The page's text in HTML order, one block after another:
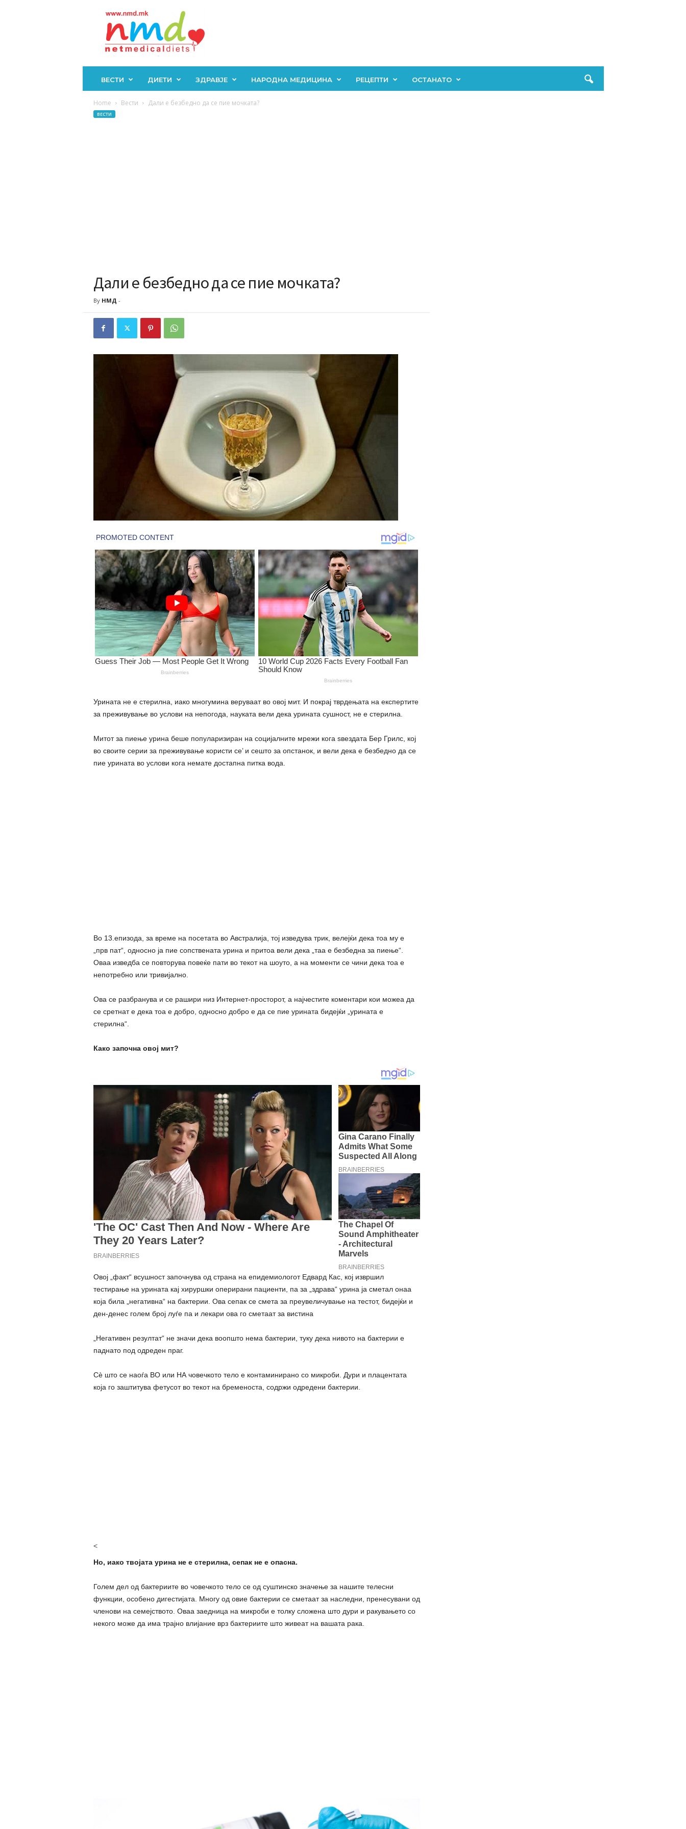
ВЕСТИ ДИЕТИ ЗДРАВЈЕ НАРОДНА МЕДИЦИНА РЕЦЕПТИ ОСТАНАТО
Home Вести Дали е безбедно да се пие мочката?
ВЕСТИ
Дали е безбедно да се пие мочката?
By НМД -
Урината не е стерилна, иако многумина веруваат во овој мит. И покрај тврдењата на експертите
за преживување во услови на непогода, науката вели дека урината сушност, не е стерилна.
Митот за пиење урина беше популаризиран на социјалните мрежи кога ѕвездата Бер Грилс, кој
во своите серии за преживување користи се’ и сешто за опстанок, и вели дека е безбедно да се
пие урината во услови кога немате достапна питка вода.
Во 13.епизода, за време на посетата во Австралија, тој изведува трик, велејќи дека тоа му е
„прв пат“, односно ја пие сопствената урина и притоа вели дека „таа е безбедна за пиење“.
Оваа изведба се повтoрува повеќе пати во текот на шоуто, а на моменти се чини дека тоа е
непотребно или тривијално.
Ова се разбранува и се рашири низ Интернет-просторот, а најчестите коментари кои можеа да
се сретнат е дека тоа е добро, односно добро е да се пие урината бидејќи „урината е
стерилна“.
Како започна овој мит?
Овој „факт“ всушност започнува од страна на епидемиологот Едвард Кас, кој извршил
тестирање на урината кај хируршки оперирани пациенти, па за „здрава“ урина ја сметал онаа
која била „негативна“ на бактерии. Ова сепак се смета за преувеличување на тестот, бидејќи и
ден-денес голем број луѓе па и лекари ова го сметаат за вистина
„Негативен резултат“ не значи дека воопшто нема бактерии, туку дека нивото на бактерии е
паднато под одреден праг.
Сè што се наоѓа ВО или НА човечкото тело е контаминирано со микроби. Дури и плацентата
која го заштитува фетусот во текот на бременоста, содржи одредени бактерии.
<
Но, иако твојата урина не е стерилна, сепак не е опасна.
Голем дел од бактериите во човечкото тело се од суштинско значење за нашите телесни
функции, особено дигестијата. Многу од овие бактерии се сметаат за наследни, пренесувани од
членови на семејството. Оваа заедница на микроби е толку сложена што дури и ракувањето со
некого може да има трајно влијание врз бактериите што живеат на вашата рака.